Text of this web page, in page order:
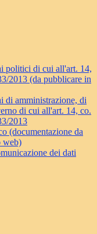
politici di cui all'art. 14,
2013 (da pubblicare in
di amministrazione, di
di cui all'art. 14, co.
2013
(documentazione da
web)
dei dati